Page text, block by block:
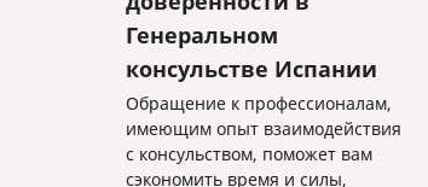
Генеральном
консульстве Испании
Обращение к профессионалам,
имеющим опыт взаимодействия
с консульством, поможет вам
сэкономить время и силы,